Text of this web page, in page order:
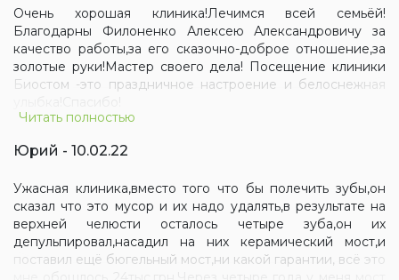
Очень хорошая клиника!Лечимся всей семьёй!
Благодарны Филоненко Алексею Александровичу за
качество работы,за его сказочно-доброе отношение,за
золотые руки!Мастер своего дела! Посещение клиники
Биостом -это праздничное настроение и белоснежная
Читать полностью
Юрий - 10.02.22
Ужасная клиника,вместо того что бы полечить зубы,он
сказал что это мусор и их надо удалять,в результате на
верхней челюсти осталось четыре зуба,он их
депульпировал,насадил на них керамический мост,и
поставил ещё бюгельный мост,ни какой гарантии, всё это